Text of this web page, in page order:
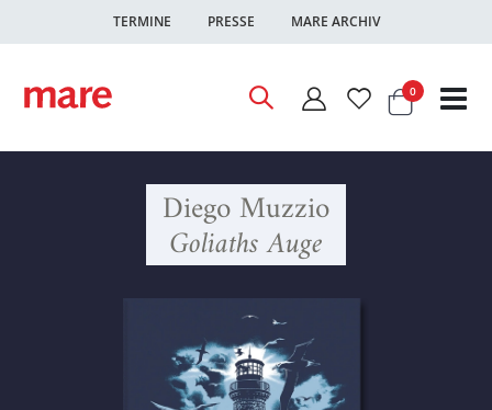
TERMINE PRESSE MARE ARCHIV
Warenkorb
0Artikel
Diego Muzzio
Goliaths Auge